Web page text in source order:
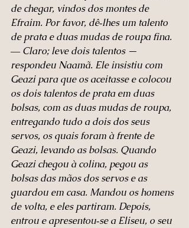
de chegar, vindos dos montes de
Efraim. Por favor, dê‑lhes um talento
de prata e duas mudas de roupa fina.
― Claro; leve dois talentos —
respondeu Naamã. Ele insistiu com
Geazi para que os aceitasse e colocou
os dois talentos de prata em duas
bolsas, com as duas mudas de roupa,
entregando tudo a dois dos seus
servos, os quais foram à frente de
Geazi, levando as bolsas. Quando
Geazi chegou à colina, pegou as
bolsas das mãos dos servos e as
guardou em casa. Mandou os homens
de volta, e eles partiram. Depois,
entrou e apresentou‑se a Eliseu, o seu